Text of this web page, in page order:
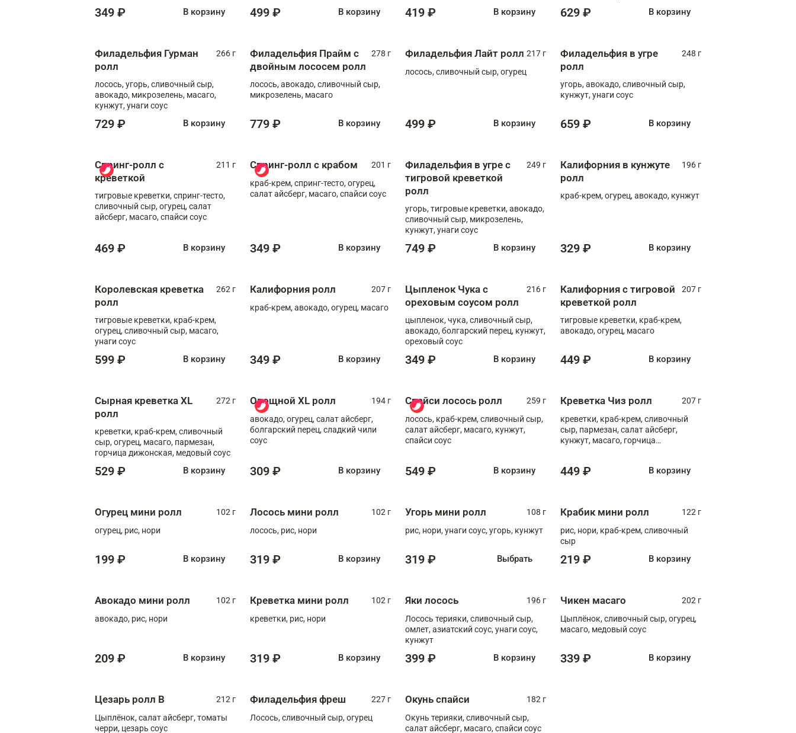
349 ₽ В корзину 499 ₽ В корзину 419 ₽ В корзину 629 ₽ В корзину
Филадельфия Гурман
ролл
266 г
лосось, угорь, сливочный сыр,
авокадо, микрозелень, масаго,
кунжут, унаги соус
729 ₽ В корзину
Филадельфия Прайм с
двойным лососем ролл
278 г
лосось, авокадо, сливочный сыр,
микрозелень, масаго
779 ₽ В корзину
Филадельфия Лайт ролл 217 г
лосось, сливочный сыр, огурец
499 ₽ В корзину
Филадельфия в угре
ролл
248 г
угорь, авокадо, сливочный сыр,
кунжут, унаги соус
659 ₽ В корзину
Спринг-ролл с
креветкой
211 г
тигровые креветки, спринг-тесто,
сливочный сыр, огурец, салат
айсберг, масаго, спайси соус
469 ₽ В корзину
Спринг-ролл с крабом
201 г
краб-крем, спринг-тесто, огурец,
салат айсберг, масаго, спайси соус
349 ₽ В корзину
Филадельфия в угре с
тигровой креветкой
ролл
249 г
угорь, тигровые креветки, авокадо,
сливочный сыр, микрозелень,
кунжут, унаги соус
749 ₽ В корзину
Калифорния в кунжуте
ролл
196 г
краб-крем, огурец, авокадо, кунжут
329 ₽ В корзину
Королевская креветка
ролл
262 г
тигровые креветки, краб-крем,
огурец, сливочный сыр, масаго,
унаги соус
599 ₽ В корзину
Калифорния ролл
207 г
краб-крем, авокадо, огурец, масаго
349 ₽ В корзину
Цыпленок Чука с
ореховым соусом ролл
216 г
цыпленок, чука, сливочный сыр,
авокадо, болгарский перец, кунжут,
ореховый соус
349 ₽ В корзину
Калифорния с тигровой
креветкой ролл
207 г
тигровые креветки, краб-крем,
авокадо, огурец, масаго
449 ₽ В корзину
Сырная креветка XL
ролл
272 г
креветки, краб-крем, сливочный
сыр, огурец, масаго, пармезан,
горчица дижонская, медовый соус
529 ₽ В корзину
Овощной XL ролл
194 г
авокадо, огурец, салат айсберг,
болгарский перец, сладкий чили
соус
309 ₽ В корзину
Спайси лосось ролл
259 г
лосось, краб-крем, сливочный сыр,
салат айсберг, масаго, кунжут,
спайси соус
549 ₽ В корзину
Креветка Чиз ролл
207 г
креветки, краб-крем, сливочный
сыр, пармезан, салат айсберг,
кунжут, масаго, горчица
449 ₽ В корзину
Огурец мини ролл
102 г
огурец, рис, нори
199 ₽ В корзину
Лосось мини ролл
102 г
лосось, рис, нори
319 ₽ В корзину
Угорь мини ролл
108 г
рис, нори, унаги соус, угорь, кунжут
319 ₽ Выбрать
Крабик мини ролл
122 г
рис, нори, краб-крем, сливочный
сыр
219 ₽ В корзину
Авокадо мини ролл
102 г
авокадо, рис, нори
209 ₽ В корзину
Креветка мини ролл
102 г
креветки, рис, нори
319 ₽ В корзину
Яки лосось
196 г
Лосось терияки, сливочный сыр,
омлет, азиатский соус, унаги соус,
кунжут
399 ₽ В корзину
Чикен масаго
202 г
Цыплёнок, сливочный сыр, огурец,
масаго, медовый соус
339 ₽ В корзину
Цезарь ролл В
212 г
Цыплёнок, салат айсберг, томаты
черри, цезарь соус
Филадельфия фреш
227 г
Лосось, сливочный сыр, огурец
Окунь спайси
182 г
Окунь терияки, сливочный сыр,
салат айсберг, масаго, спайси соус